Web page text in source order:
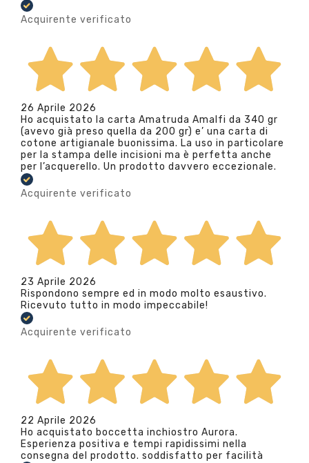
Acquirente verificato
26 Aprile 2026
Ho acquistato la carta Amatruda Amalfi da 340 gr
(avevo già preso quella da 200 gr) e’ una carta di
cotone artigianale buonissima. La uso in particolare
per la stampa delle incisioni ma è perfetta anche
per l’acquerello. Un prodotto davvero eccezionale.
Acquirente verificato
23 Aprile 2026
Rispondono sempre ed in modo molto esaustivo.
Ricevuto tutto in modo impeccabile!
Acquirente verificato
22 Aprile 2026
Ho acquistato boccetta inchiostro Aurora.
Esperienza positiva e tempi rapidissimi nella
consegna del prodotto. soddisfatto per facilità